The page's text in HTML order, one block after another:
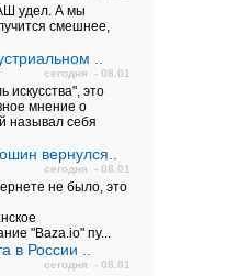
удел. А мы
смешнее,
..
сегодня - 08.01
искусства", это
мнение о
называл себя
вернулся..
сегодня - 08.01
не было, это
"Baza.io" пу...
в России ..
сегодня - 08.01